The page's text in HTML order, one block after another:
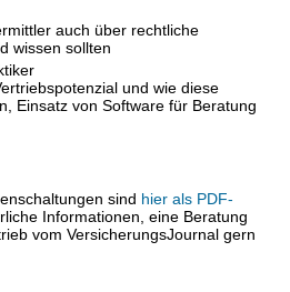
auch über rechtliche
wissen sollten
und wie diese
Einsatz von Software für Beratung
sind hier als PDF-
Informationen, eine Beratung
vom VersicherungsJournal gern